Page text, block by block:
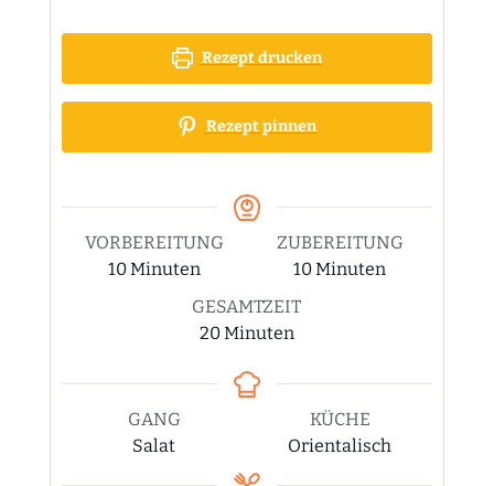
Rezept drucken
Rezept pinnen
VORBEREITUNG
10Minuten
Minuten
ZUBEREITUNG
10Minuten
Minuten
GESAMTZEIT
20Minuten
Minuten
GANG
Salat
KÜCHE
Orientalisch